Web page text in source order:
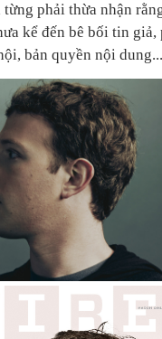
từng phải thừa nhận
kể đến bê bối tin giả,
bản quyền nội dung...